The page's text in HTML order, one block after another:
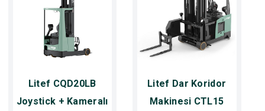
Litef CQD20LB
Joystick + Kameralı
Litef Dar Koridor
Makinesi CTL15